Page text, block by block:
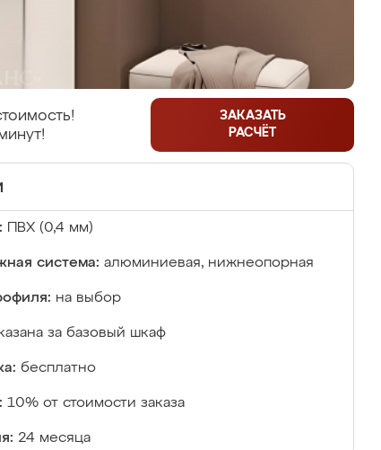
ЗАКАЗАТЬ
РАСЧЁТ
ПВХ (0,4 мм)
система: алюминиевая, нижнеопорная
на выбор
за базовый шкаф
бесплатно
10% от стоимости заказа
24 месяца